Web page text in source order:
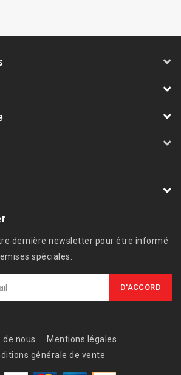
dernière newsletter pour être informé
spéciales.
de nous
Mentions légales
générale de vente